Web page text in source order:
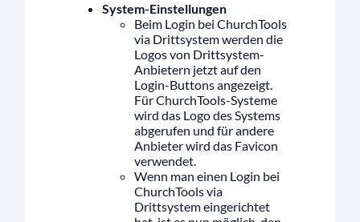
System-Einstellungen
Beim Login bei ChurchTools
via Drittsystem werden die
Logos von Drittsystem-
Anbietern jetzt auf den
Login-Buttons angezeigt.
Für ChurchTools-Systeme
wird das Logo des Systems
abgerufen und für andere
Anbieter wird das Favicon
verwendet.
Wenn man einen Login bei
ChurchTools via
Drittsystem eingerichtet